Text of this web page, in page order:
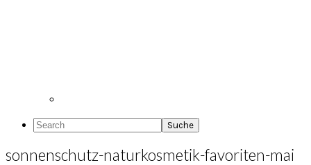
Search
sonnenschutz-naturkosmetik-favoriten-mai